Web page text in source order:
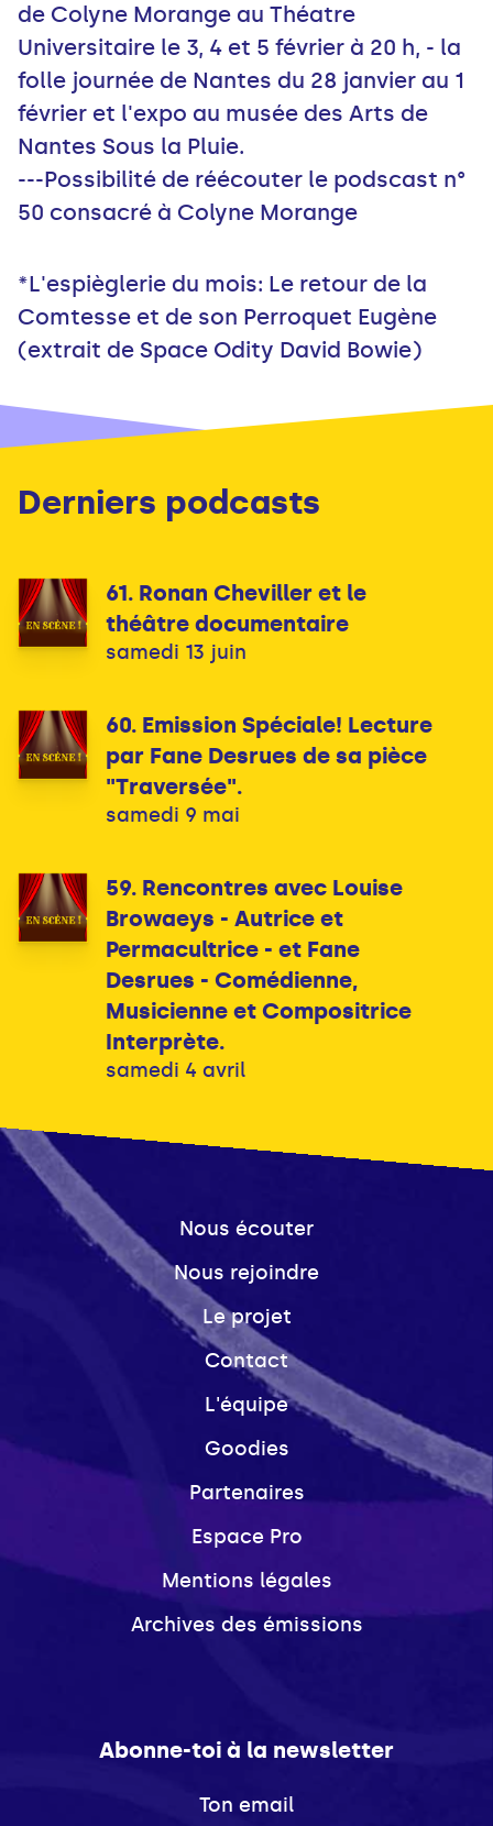
de Colyne Morange au Théatre
Universitaire le 3, 4 et 5 février à 20 h, - la
folle journée de Nantes du 28 janvier au 1
février et l'expo au musée des Arts de
Nantes Sous la Pluie.
---Possibilité de réécouter le podscast n°
50 consacré à Colyne Morange
*L'espièglerie du mois: Le retour de la
Comtesse et de son Perroquet Eugène
(extrait de Space Odity David Bowie)
Derniers podcasts
61. Ronan Cheviller et le
théâtre documentaire
samedi 13 juin
60. Emission Spéciale! Lecture
par Fane Desrues de sa pièce
"Traversée".
samedi 9 mai
59. Rencontres avec Louise
Browaeys - Autrice et
Permacultrice - et Fane
Desrues - Comédienne,
Musicienne et Compositrice
Interprète.
samedi 4 avril
Nous écouter
Nous rejoindre
Le projet
Contact
L'équipe
Goodies
Partenaires
Espace Pro
Mentions légales
Archives des émissions
Abonne-toi à la newsletter
Ton email